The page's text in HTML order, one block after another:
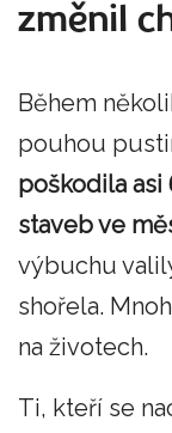
změnil
Během
pouhou
poškodila asi
staveb ve
výbuchu
shořela.
na životech.
Ti, kteří se